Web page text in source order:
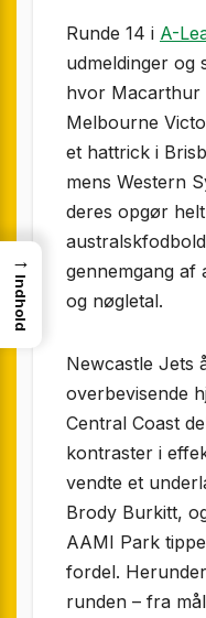
Runde 14 i A-
udmeldinger og
hvor Macarthur
Melbourne
et hattrick i
mens Western
deres opgør
gennemgang af
og nøgletal.
Newcastle Jets
overbevisende
Central Coast
kontraster i
vendte et
Brody Burkitt,
AAMI Park
fordel.
runden – fra
→
Indhold